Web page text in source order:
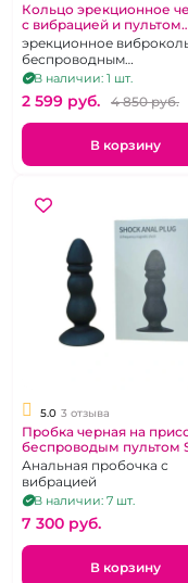
Кольцо эрекционное
с вибрацией и пультом
"Всесезонные шины"
перезаряжаемое
эрекционное
беспроводным
дистанционным пультом
управления
В наличии: 1 шт.
2 599 pуб. 4 850 pуб.
В корзину
5.0 3 отзыва
Пробка черная на
беспроводым пультом
Анальная пробочка с
вибрацией
В наличии: 7 шт.
7 300 pуб.
В корзину